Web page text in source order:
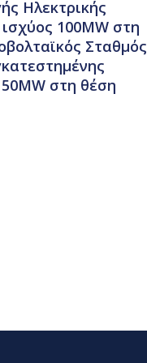
Ηλεκτρικής
100ΜW στη
Σταθμός
στη θέση